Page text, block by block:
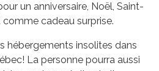
un anniversaire, Noël, Saint-
cadeau surprise.
hébergements insolites dans
La personne pourra aussi